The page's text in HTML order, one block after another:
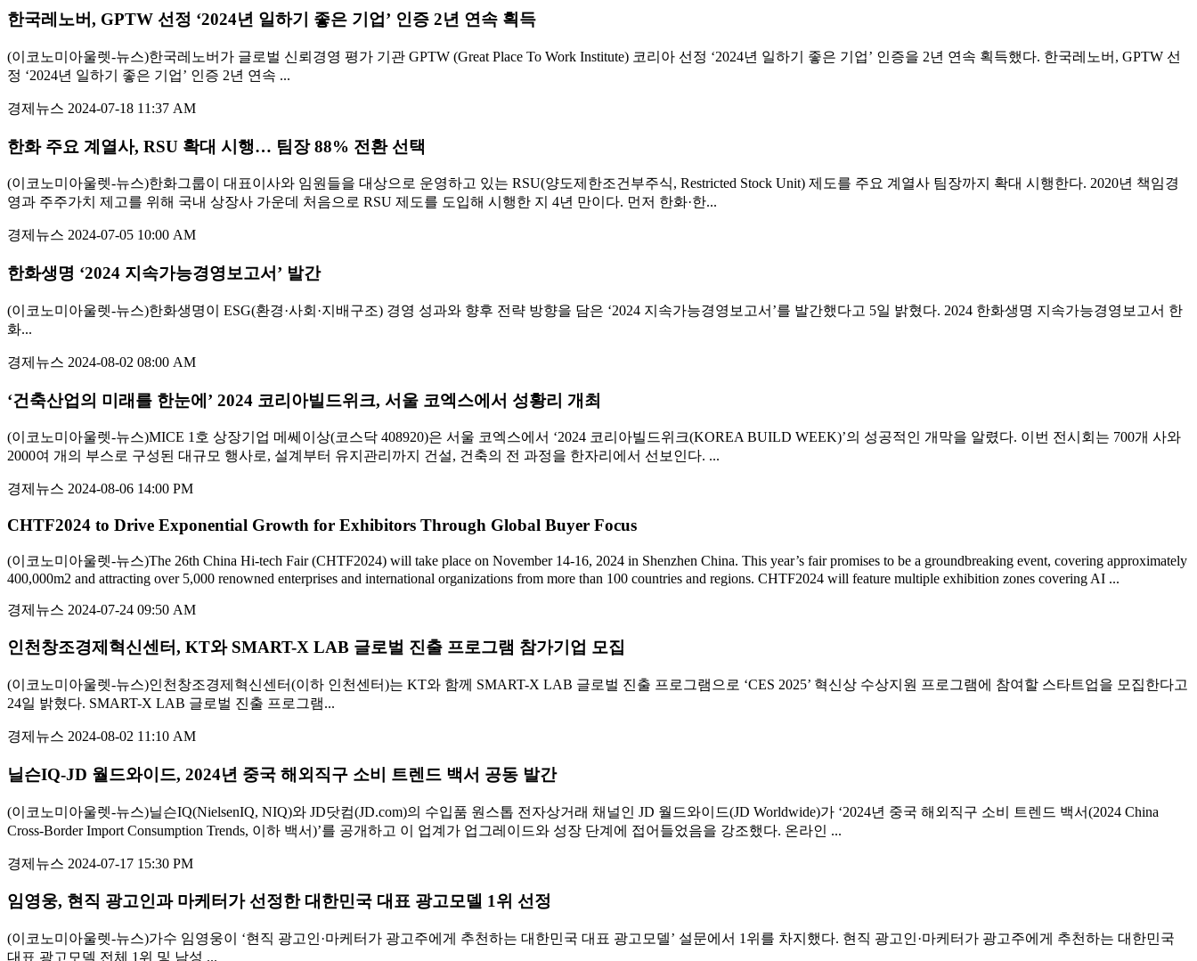
한국레노버, GPTW 선정 ‘2024년 일하기 좋은 기업’ 인증 2년 연속 획득
(이코노미아울렛-뉴스)한국레노버가 글로벌 신뢰경영 평가 기관 GPTW (Great Place To Work Institute) 코리아 선정 ‘2024년 일하기 좋은 기업’ 인증을 2년 연속 획득했다. 한국레노버, GPTW 선
정 ‘2024년 일하기 좋은 기업’ 인증 2년 연속 ...
경제뉴스 2024-07-18 11:37 AM
한화 주요 계열사, RSU 확대 시행… 팀장 88% 전환 선택
(이코노미아울렛-뉴스)한화그룹이 대표이사와 임원들을 대상으로 운영하고 있는 RSU(양도제한조건부주식, Restricted Stock Unit) 제도를 주요 계열사 팀장까지 확대 시행한다. 2020년 책임경
영과 주주가치 제고를 위해 국내 상장사 가운데 처음으로 RSU 제도를 도입해 시행한 지 4년 만이다. 먼저 한화·한...
경제뉴스 2024-07-05 10:00 AM
한화생명 ‘2024 지속가능경영보고서’ 발간
(이코노미아울렛-뉴스)한화생명이 ESG(환경·사회·지배구조) 경영 성과와 향후 전략 방향을 담은 ‘2024 지속가능경영보고서’를 발간했다고 5일 밝혔다. 2024 한화생명 지속가능경영보고서 한
화...
경제뉴스 2024-08-02 08:00 AM
‘건축산업의 미래를 한눈에’ 2024 코리아빌드위크, 서울 코엑스에서 성황리 개최
(이코노미아울렛-뉴스)MICE 1호 상장기업 메쎄이상(코스닥 408920)은 서울 코엑스에서 ‘2024 코리아빌드위크(KOREA BUILD WEEK)’의 성공적인 개막을 알렸다. 이번 전시회는 700개 사와
2000여 개의 부스로 구성된 대규모 행사로, 설계부터 유지관리까지 건설, 건축의 전 과정을 한자리에서 선보인다. ...
경제뉴스 2024-08-06 14:00 PM
CHTF2024 to Drive Exponential Growth for Exhibitors Through Global Buyer Focus
(이코노미아울렛-뉴스)The 26th China Hi-tech Fair (CHTF2024) will take place on November 14-16, 2024 in Shenzhen China. This year’s fair promises to be a groundbreaking event, covering approximately
400,000m2 and attracting over 5,000 renowned enterprises and international organizations from more than 100 countries and regions. CHTF2024 will feature multiple exhibition zones covering AI ...
경제뉴스 2024-07-24 09:50 AM
인천창조경제혁신센터, KT와 SMART-X LAB 글로벌 진출 프로그램 참가기업 모집
(이코노미아울렛-뉴스)인천창조경제혁신센터(이하 인천센터)는 KT와 함께 SMART-X LAB 글로벌 진출 프로그램으로 ‘CES 2025’ 혁신상 수상지원 프로그램에 참여할 스타트업을 모집한다고
24일 밝혔다. SMART-X LAB 글로벌 진출 프로그램...
경제뉴스 2024-08-02 11:10 AM
닐슨IQ-JD 월드와이드, 2024년 중국 해외직구 소비 트렌드 백서 공동 발간
(이코노미아울렛-뉴스)닐슨IQ(NielsenIQ, NIQ)와 JD닷컴(JD.com)의 수입품 원스톱 전자상거래 채널인 JD 월드와이드(JD Worldwide)가 ‘2024년 중국 해외직구 소비 트렌드 백서(2024 China
Cross-Border Import Consumption Trends, 이하 백서)’를 공개하고 이 업계가 업그레이드와 성장 단계에 접어들었음을 강조했다. 온라인 ...
경제뉴스 2024-07-17 15:30 PM
임영웅, 현직 광고인과 마케터가 선정한 대한민국 대표 광고모델 1위 선정
(이코노미아울렛-뉴스)가수 임영웅이 ‘현직 광고인·마케터가 광고주에게 추천하는 대한민국 대표 광고모델’ 설문에서 1위를 차지했다. 현직 광고인·마케터가 광고주에게 추천하는 대한민국
대표 광고모델 전체 1위 및 남성 ...